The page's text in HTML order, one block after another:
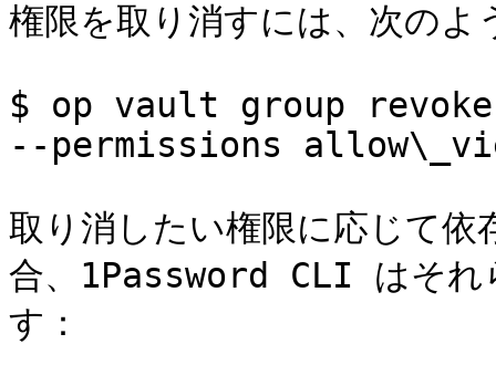
権限を取り消すには、次のよ
$ op vault group
--permissions
取り消したい権限に応じて依
合、1Password CLI はそれ
す：